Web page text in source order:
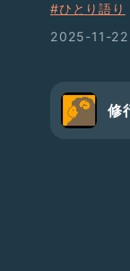
#ひとり語り
2025-11-
修